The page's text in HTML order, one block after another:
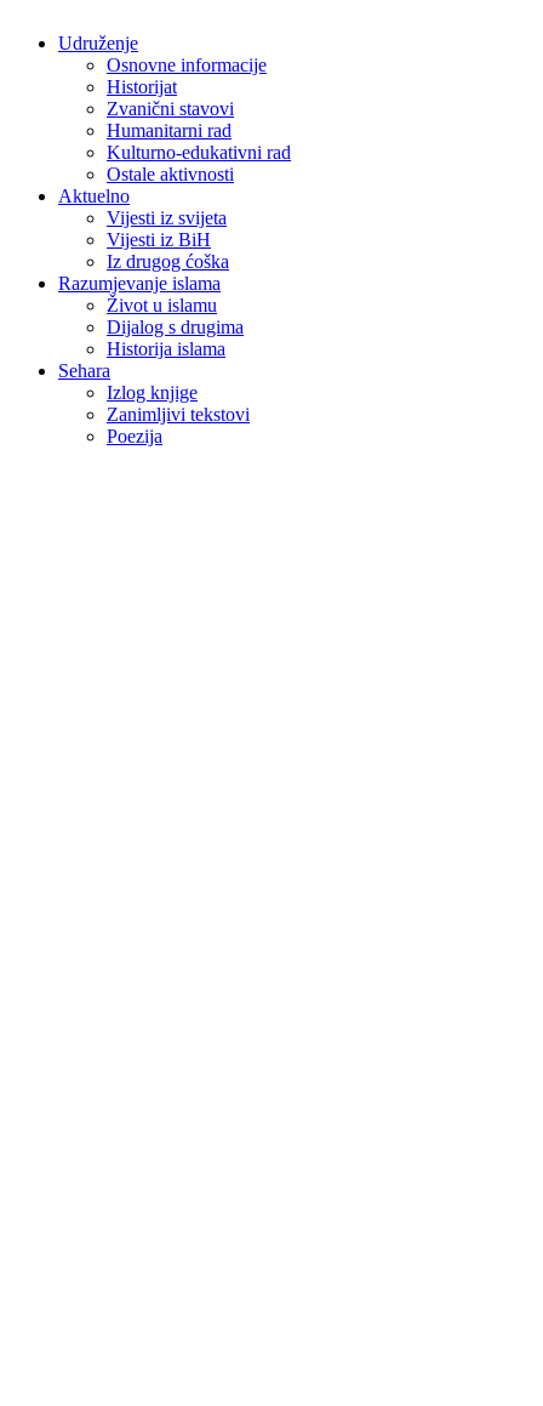
Udruženje
Osnovne informacije
Historijat
Zvanični stavovi
Humanitarni rad
Kulturno-edukativni rad
Ostale aktivnosti
Aktuelno
Vijesti iz svijeta
Vijesti iz BiH
Iz drugog ćoška
Razumjevanje islama
Život u islamu
Dijalog s drugima
Historija islama
Sehara
Izlog knjige
Zanimljivi tekstovi
Poezija